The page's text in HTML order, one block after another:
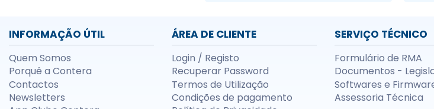
INFORMAÇÃO ÚTIL
Quem Somos
Porquê a Contera
Contactos
Newsletters
ÁREA DE CLIENTE
Login / Registo
Recuperar Password
Termos de Utilização
Condições de pagamento
SERVIÇO TÉCNICO
Formulário de RMA
Documentos -
Softwares e
Assessoria Técnica